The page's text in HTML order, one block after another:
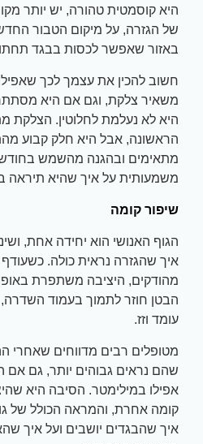
היא קוסמטית טהורה, יש יותר
של הגזרה, על מיקום הטבור
באזור שאפשר לכסות בבגד
חשוב להכין את עצמך לכך
משאיר צלקת, וגם אם היא
היא לא נעלמת לחלוטין. הצלקת
הראשונה, אבל היא חלק קבוע
מתאימים ובהגנה מהשמש
משמעותית על איך שהיא תיראה
שיפור קומה
הגוף האנושי הוא יחידה אחת,
איך שהגזרה נראית כולה.
מהודקים, היציבה משתפרת
הבטן חוזר לתמוך בעמוד
עומד וזז.
מטופלים רבים מדווחים שאחרי
שהם נראים גבוהים יותר, גם אם
אפילו במילימטר. הסיבה היא
קומה אחרת, והמראה הכולל של
איך שהבגדים יושבים ועל איך